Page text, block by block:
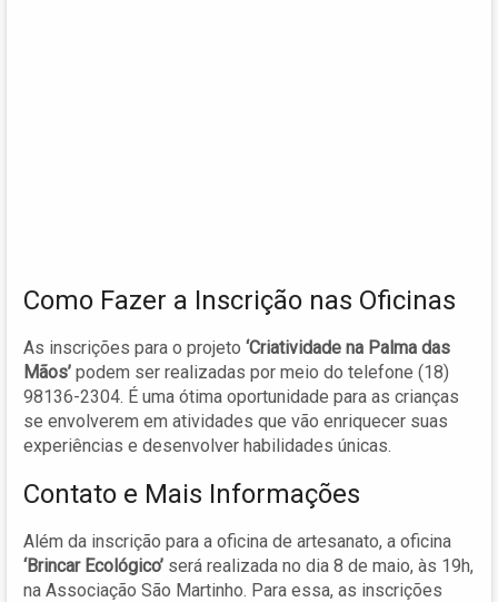
Como Fazer a Inscrição nas Oficinas
As inscrições para o projeto ‘Criatividade na Palma das
Mãos’ podem ser realizadas por meio do telefone (18)
98136-2304. É uma ótima oportunidade para as crianças
se envolverem em atividades que vão enriquecer suas
experiências e desenvolver habilidades únicas.
Contato e Mais Informações
Além da inscrição para a oficina de artesanato, a oficina
‘Brincar Ecológico’ será realizada no dia 8 de maio, às 19h,
na Associação São Martinho. Para essa, as inscrições